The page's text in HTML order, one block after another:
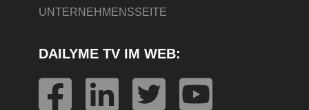
UNTERNEHMENSSEITE
DAILYME TV IM WEB: